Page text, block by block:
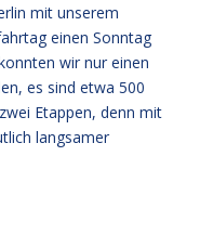
mit unserem
einen Sonntag
wir nur einen
es sind etwa 500
Etappen, denn mit
langsamer